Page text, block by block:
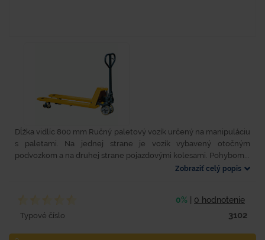
Dĺžka vidlíc 800 mm Ručný paletový vozík určený na manipuláciu
s paletami. Na jednej strane je vozík vybavený otočným
podvozkom a na druhej strane pojazdovými kolesami. Pohybom...
Zobraziť celý popis
0% 0 hodnotenie
Typové číslo 3102